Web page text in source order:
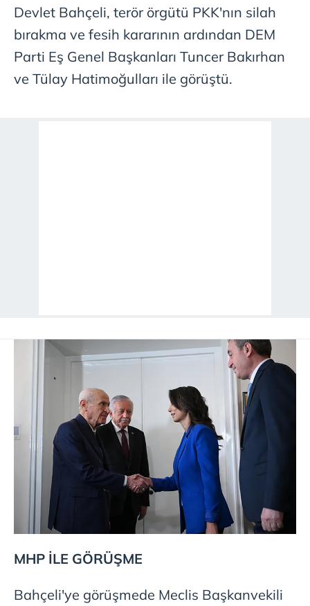
Devlet Bahçeli, terör örgütü PKK'nın silah
bırakma ve fesih kararının ardından DEM
Parti Eş Genel Başkanları Tuncer Bakırhan
ve Tülay Hatimoğulları ile görüştü.
MHP İLE GÖRÜŞME
Bahçeli'ye görüşmede Meclis Başkanvekili